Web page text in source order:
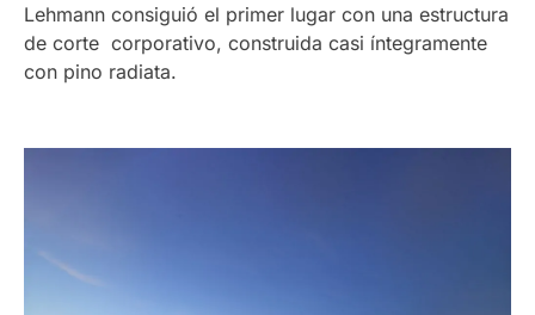
Lehmann consiguió el primer lugar con una estructura
de corte corporativo, construida casi íntegramente
con pino radiata.